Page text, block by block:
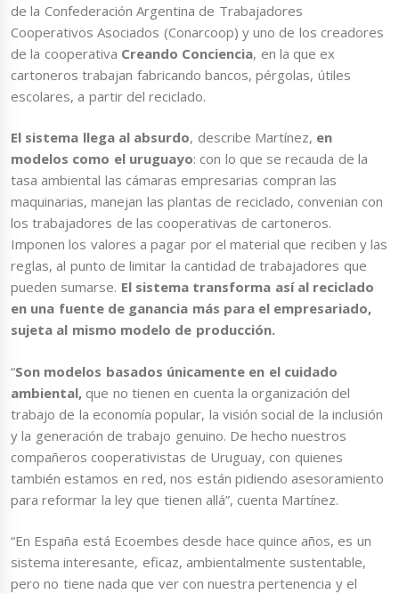
de la Confederación Argentina de Trabajadores
Cooperativos Asociados (Conarcoop) y uno de los creadores
de la cooperativa Creando Conciencia, en la que ex
cartoneros trabajan fabricando bancos, pérgolas, útiles
escolares, a partir del reciclado.
El sistema llega al absurdo, describe Martínez, en
modelos como el uruguayo: con lo que se recauda de la
tasa ambiental las cámaras empresarias compran las
maquinarias, manejan las plantas de reciclado, convenian con
los trabajadores de las cooperativas de cartoneros.
Imponen los valores a pagar por el material que reciben y las
reglas, al punto de limitar la cantidad de trabajadores que
pueden sumarse. El sistema transforma así al reciclado
en una fuente de ganancia más para el empresariado,
sujeta al mismo modelo de producción.
“Son modelos basados únicamente en el cuidado
ambiental, que no tienen en cuenta la organización del
trabajo de la economía popular, la visión social de la inclusión
y la generación de trabajo genuino. De hecho nuestros
compañeros cooperativistas de Uruguay, con quienes
también estamos en red, nos están pidiendo asesoramiento
para reformar la ley que tienen allá”, cuenta Martínez.
“En España está Ecoembes desde hace quince años, es un
sistema interesante, eficaz, ambientalmente sustentable,
pero no tiene nada que ver con nuestra pertenencia y el